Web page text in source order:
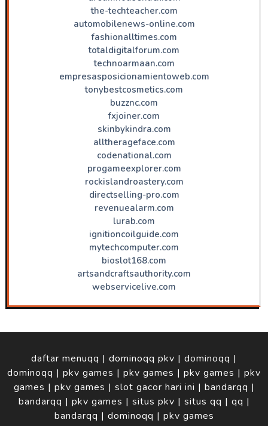
the-techteacher.com
automobilenews-online.com
fashionalltimes.com
totaldigitalforum.com
technoarmaan.com
empresasposicionamientoweb.com
tonybestcosmetics.com
buzznc.com
fxjoiner.com
skinbykindra.com
alltherageface.com
codenational.com
progameexplorer.com
rockislandroastery.com
directselling-pro.com
revenuealarm.com
lurab.com
ignitioncoilguide.com
mytechcomputer.com
bioslot168.com
artsandcraftsauthority.com
webservicelive.com
daftar menuqq | dominoqq pkv | dominoqq |
dominoqq | pkv games | pkv games | pkv games | pkv
games | pkv games | slot gacor hari ini | bandarqq |
bandarqq | pkv games | situs pkv | situs qq | qq |
bandarqq | dominoqq | pkv games